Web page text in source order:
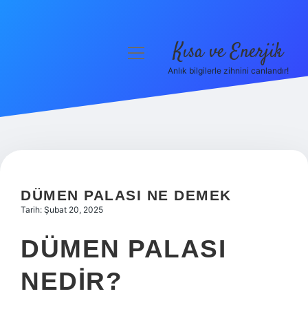
Hakkımızda
menüyü
Kısa ve Enerjik
Anlık bilgilerle zihnini canlandır!
DÜMEN PALASI NE DEMEK
Tarih: Şubat 20, 2025
DÜMEN PALASI
NEDIR?